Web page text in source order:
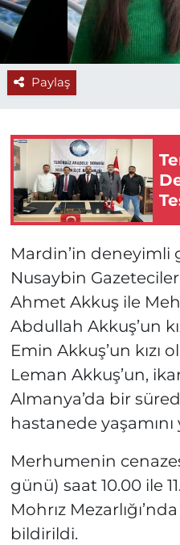
Paylaş
Mardin’in deneyimli
Nusaybin
Ahmet Akkuş ile
Abdullah Akkuş’un
Emin Akkuş’un kızı
Leman Akkuş’un,
Almanya’da bir
hastanede
Merhumenin
günü) saat 10.00 ile
Mohrız
bildirildi.